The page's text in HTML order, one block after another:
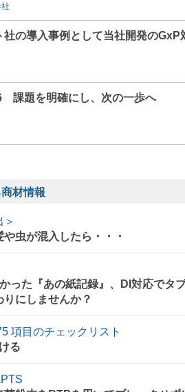
社の導入事例として当社開発の
課題を明確にし、次の一歩へ
材情報
虫が混入したら・・・
った『あの紙記録』、DI対応で
にしませんか？
項目のチェックリスト
る